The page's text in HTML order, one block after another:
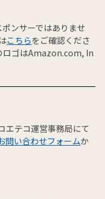
ンサーではありませ
こちらをご確認くださ
ゴはAmazon.com, In
エテコ運営事務局にて
問い合わせフォームか